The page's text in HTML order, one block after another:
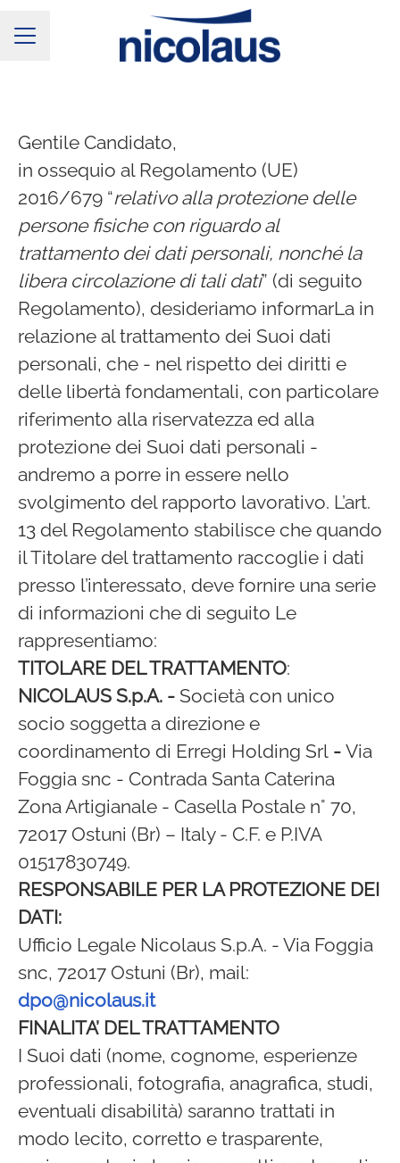
Menu Carriera
Gentile Candidato,
in ossequio al Regolamento (UE)
2016/679 “relativo alla protezione delle
persone fisiche con riguardo al
trattamento dei dati personali, nonché la
libera circolazione di tali dati” (di seguito
Regolamento), desideriamo informarLa in
relazione al trattamento dei Suoi dati
personali, che - nel rispetto dei diritti e
delle libertà fondamentali, con particolare
riferimento alla riservatezza ed alla
protezione dei Suoi dati personali -
andremo a porre in essere nello
svolgimento del rapporto lavorativo. L’art.
13 del Regolamento stabilisce che quando
il Titolare del trattamento raccoglie i dati
presso l’interessato, deve fornire una serie
di informazioni che di seguito Le
rappresentiamo:
TITOLARE DEL TRATTAMENTO:
NICOLAUS S.p.A. - Società con unico
socio soggetta a direzione e
coordinamento di Erregi Holding Srl - Via
Foggia snc - Contrada Santa Caterina
Zona Artigianale - Casella Postale n° 70,
72017 Ostuni (Br) – Italy - C.F. e P.IVA
01517830749.
RESPONSABILE PER LA PROTEZIONE DEI
DATI:
Ufficio Legale Nicolaus S.p.A. - Via Foggia
snc, 72017 Ostuni (Br), mail:
dpo@nicolaus.it
FINALITA’ DEL TRATTAMENTO
I Suoi dati (nome, cognome, esperienze
professionali, fotografia, anagrafica, studi,
eventuali disabilità) saranno trattati in
modo lecito, corretto e trasparente,